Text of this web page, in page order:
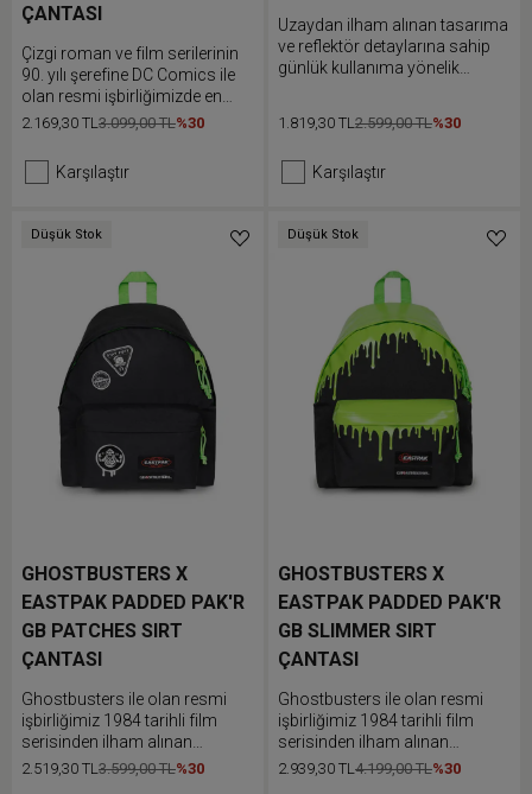
ÇANTASI
Çizgi roman ve film serilerinin
90. yılı şerefine DC Comics ile
olan resmi işbirliğimizde en
sevdiğin çizgi roman
veriyoruz. İkonik Eastpak sırt
çantası konforlu dolgulu omuz
cebiyle işte ve günlük hayatta
2.169,30 TL 3.099,00 TL%30
Karşılaştır
Uzaydan ilham alınan tasarıma
ve reflektör detaylarına sahip
günlük kullanıma yönelik
Eastpak sırt çantası konforlu
eşyalarına kolay erişim sunan
tasarlanmıştır.
1.819,30 TL 2.599,00 TL%30
Karşılaştır
Düşük Stok
GHOSTBUSTERS X
EASTPAK PADDED PAK'R
GB PATCHES SIRT
ÇANTASI
Ghostbusters ile olan resmi
işbirliğimiz 1984 tarihli film
serisinden ilham alınan
nostaljik bir koleksiyon ortaya
2.519,30 TL 3.599,00 TL%30
Düşük Stok
GHOSTBUSTERS X
EASTPAK PADDED PAK'R
GB SLIMMER SIRT
ÇANTASI
Ghostbusters ile olan resmi
işbirliğimiz 1984 tarihli film
serisinden ilham alınan
nostaljik bir koleksiyon ortaya
2.939,30 TL 4.199,00 TL%30